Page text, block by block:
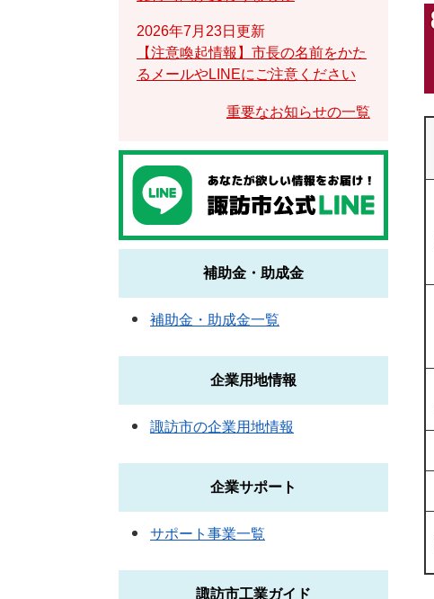
2026年7月23日更新
【注意喚起情報】市長の名前をかた
るメールやLINEにご注意ください
重要なお知らせの一覧
補助金・助成金
補助金・助成金一覧
企業用地情報
諏訪市の企業用地情報
企業サポート
サポート事業一覧
諏訪市工業ガイド